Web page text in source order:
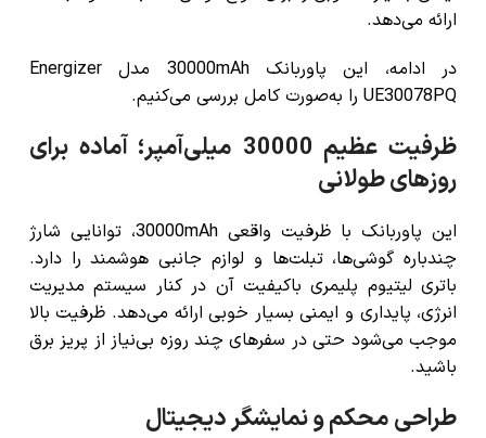
ارائه می‌دهد.
در ادامه، این
پاوربانک 30000mAh مدل Energizer
UE30078PQرا به‌صورت کامل بررسی می‌کنیم.
ظرفیت عظیم 30000 میلی‌آمپر؛ آماده برای
روزهای طولانی
این پاوربانک با ظرفیت واقعی 30000mAh، توانایی شارژ
چندباره گوشی‌ها، تبلت‌ها و لوازم جانبی هوشمند را دارد.
باتری لیتیوم پلیمری باکیفیت آن در کنار سیستم مدیریت
انرژی، پایداری و ایمنی بسیار خوبی ارائه می‌دهد. ظرفیت بالا
موجب می‌شود حتی در سفرهای چند روزه بی‌نیاز از پریز برق
باشید.
طراحی محکم و نمایشگر دیجیتال